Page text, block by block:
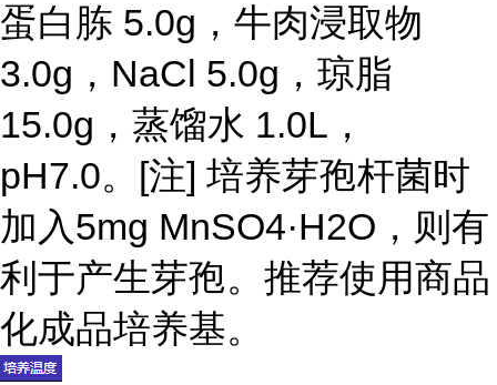
蛋白胨 5.0g，牛肉浸取物
3.0g，NaCl 5.0g，琼脂
15.0g，蒸馏水 1.0L，
pH7.0。[注] 培养芽孢杆菌时
加入5mg MnSO4·H2O，则有
利于产生芽孢。推荐使用商品
化成品培养基。